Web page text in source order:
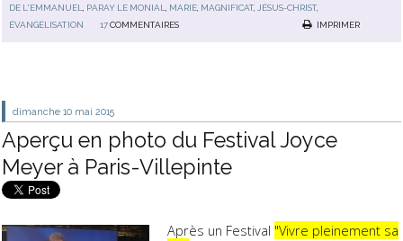
DE L'EMMANUEL, PARAY LE MONIAL, MARIE, MAGNIFICAT,JÉSUS-CHRIST,
ÉVANGÉLISATION
17 COMMENTAIRES IMPRIMER
dimanche 10 mai 2015
Aperçu en photo du Festival Joyce
Meyer à Paris-Villepinte
Après un Festival "Vivre pleinement sa